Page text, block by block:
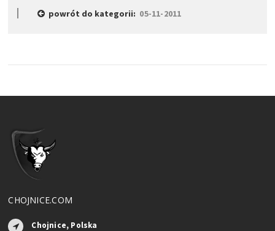
powrót do kategorii: 05-11-2011
CHOJNICE.COM
Chojnice, Polska